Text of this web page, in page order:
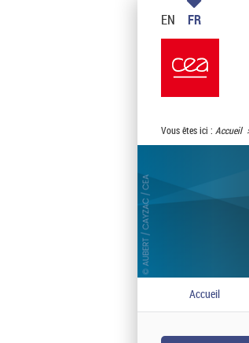
EN FR
Vous êtes ici : Accueil
Accueil